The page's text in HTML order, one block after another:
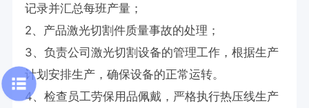
记录并汇总每班产量；
2、产品激光切割件质量事故的处理；
3、负责公司激光切割设备的管理工作，根据生产
计划安排生产，确保设备的正常运转。
4、检查员工劳保用品佩戴，严格执行热压线生产